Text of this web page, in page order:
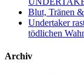
Blut, Tränen
Undertaker
tödlichen
Archiv